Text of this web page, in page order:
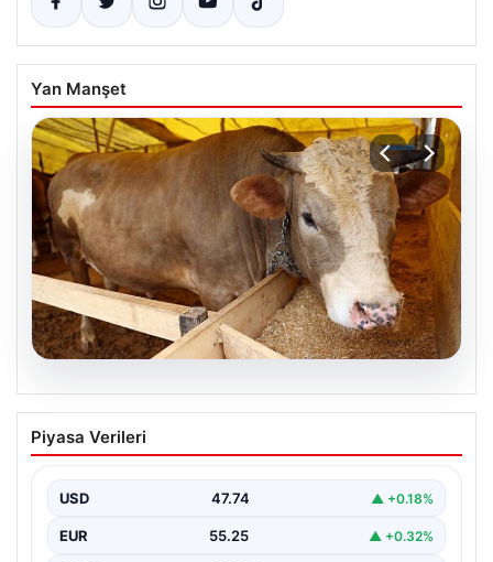
Yan Manşet
07.08.2026
Kurbanlık fiyatları il il sorgulama ekranı
2026: Büyükbaş ve küçükbaş canlı kilo
ve tüm illerin kurbanlık fiyatları
Piyasa Verileri
USD 47.74 ▲ +0.18%
EUR 55.25 ▲ +0.32%